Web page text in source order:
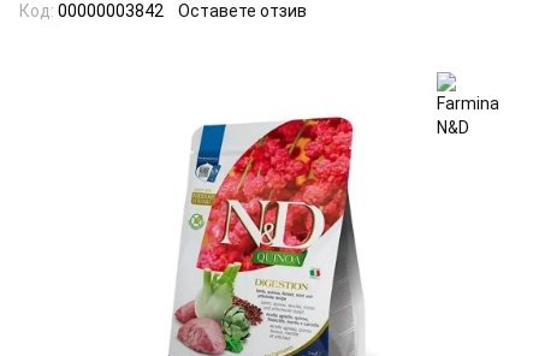
Код: 00000003842 Оставете отзив